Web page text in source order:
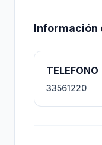
Información
TELEFONO
33561220